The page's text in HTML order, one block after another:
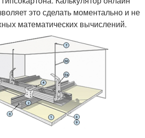
это сделать моментально и не
математических вычислений.